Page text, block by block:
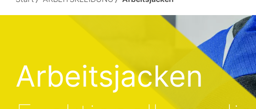
Arbeitsjacken